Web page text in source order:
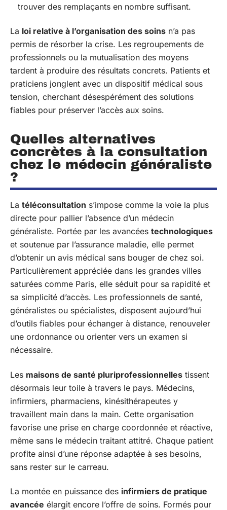
trouver des remplaçants en nombre suffisant.
La loi relative à l’organisation des soins n’a pas
permis de résorber la crise. Les regroupements de
professionnels ou la mutualisation des moyens
tardent à produire des résultats concrets. Patients et
praticiens jonglent avec un dispositif médical sous
tension, cherchant désespérément des solutions
fiables pour préserver l’accès aux soins.
Quelles alternatives
concrètes à la consultation
chez le médecin généraliste
?
La téléconsultation s’impose comme la voie la plus
directe pour pallier l’absence d’un médecin
généraliste. Portée par les avancées technologiques
et soutenue par l’assurance maladie, elle permet
d’obtenir un avis médical sans bouger de chez soi.
Particulièrement appréciée dans les grandes villes
saturées comme Paris, elle séduit pour sa rapidité et
sa simplicité d’accès. Les professionnels de santé,
généralistes ou spécialistes, disposent aujourd’hui
d’outils fiables pour échanger à distance, renouveler
une ordonnance ou orienter vers un examen si
nécessaire.
Les maisons de santé pluriprofessionnelles tissent
désormais leur toile à travers le pays. Médecins,
infirmiers, pharmaciens, kinésithérapeutes y
travaillent main dans la main. Cette organisation
favorise une prise en charge coordonnée et réactive,
même sans le médecin traitant attitré. Chaque patient
profite ainsi d’une réponse adaptée à ses besoins,
sans rester sur le carreau.
La montée en puissance des infirmiers de pratique
avancée élargit encore l’offre de soins. Formés pour